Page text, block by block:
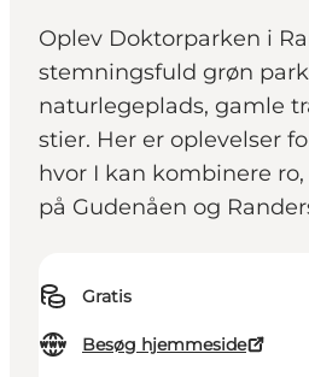
Oplev Doktorparken i
stemningsfuld grøn
naturlegeplads, gamle
stier. Her er oplevelser
hvor I kan kombinere
på Gudenåen og
Gratis
Besøg hjemmeside